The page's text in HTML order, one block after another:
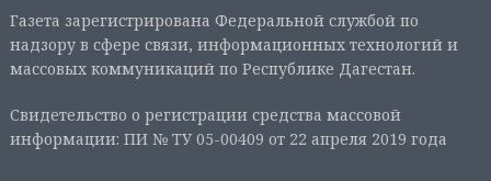
Газета зарегистрирована Федеральной службой по
надзору в сфере связи, информационных технологий и
массовых коммуникаций по Республике Дагестан.
Свидетельство о регистрации средства массовой
информации: ПИ № ТУ 05-00409 от 22 апреля 2019 года